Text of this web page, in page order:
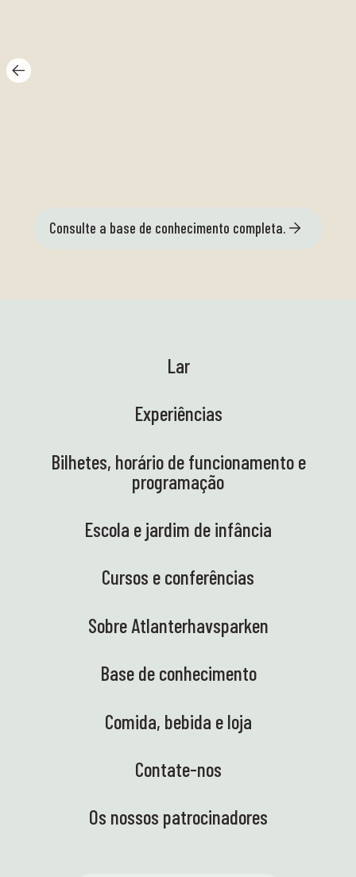
Consulte a base de conhecimento completa.
Lar
Experiências
Bilhetes, horário de funcionamento e
programação
Escola e jardim de infância
Cursos e conferências
Sobre Atlanterhavsparken
Base de conhecimento
Comida, bebida e loja
Contate-nos
Os nossos patrocinadores